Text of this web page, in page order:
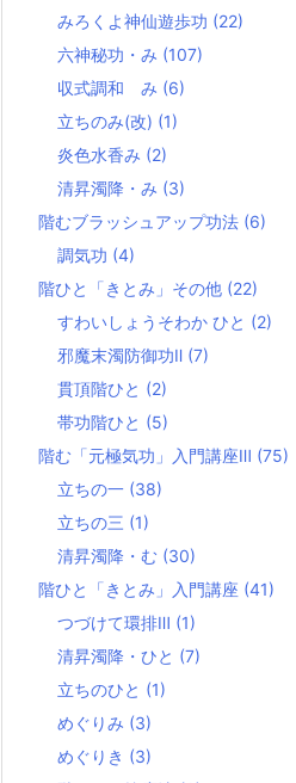
みろくよ神仙遊歩功 (22)
六神秘功・み (107)
収式調和 み (6)
立ちのみ(改) (1)
炎色水香み (2)
清昇濁降・み (3)
階むブラッシュアップ功法 (6)
調気功 (4)
階ひと「きとみ」その他 (22)
すわいしょうそわか ひと (2)
邪魔末濁防御功Ⅱ (7)
貫頂階ひと (2)
帯功階ひと (5)
階む「元極気功」入門講座Ⅲ (75)
立ちの一 (38)
立ちの三 (1)
清昇濁降・む (30)
階ひと「きとみ」入門講座 (41)
つづけて環排Ⅲ (1)
清昇濁降・ひと (7)
立ちのひと (1)
めぐりみ (3)
めぐりき (3)